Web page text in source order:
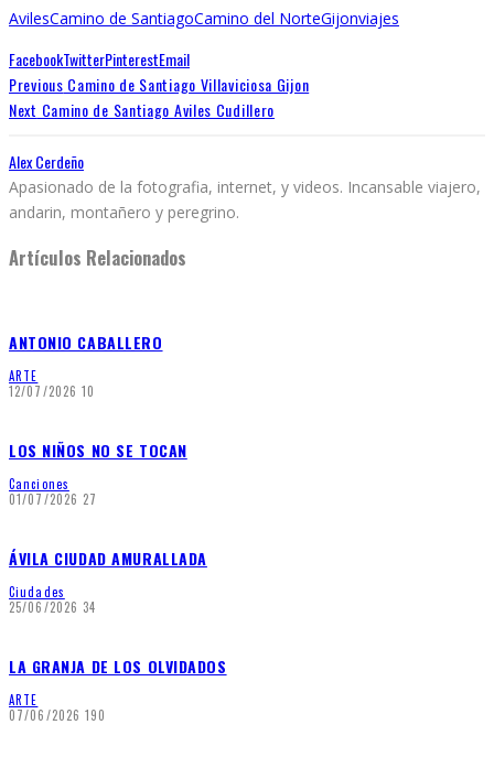
AvilesCamino de SantiagoCamino del NorteGijonviajes
FacebookTwitterPinterestEmail
Previous Camino de Santiago Villaviciosa Gijon
Next Camino de Santiago Aviles Cudillero
Alex Cerdeño
Apasionado de la fotografia, internet, y videos. Incansable viajero,
andarin, montañero y peregrino.
Artículos Relacionados
ANTONIO CABALLERO
ARTE
12/07/2026 10
LOS NIÑOS NO SE TOCAN
Canciones
01/07/2026 27
ÁVILA CIUDAD AMURALLADA
Ciudades
25/06/2026 34
LA GRANJA DE LOS OLVIDADOS
ARTE
07/06/2026 190